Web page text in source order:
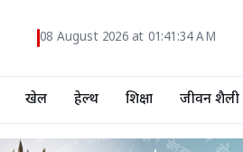
08 August 2026 at 01:41:35 AM
खेल हेल्थ शिक्षा जीवन शैली